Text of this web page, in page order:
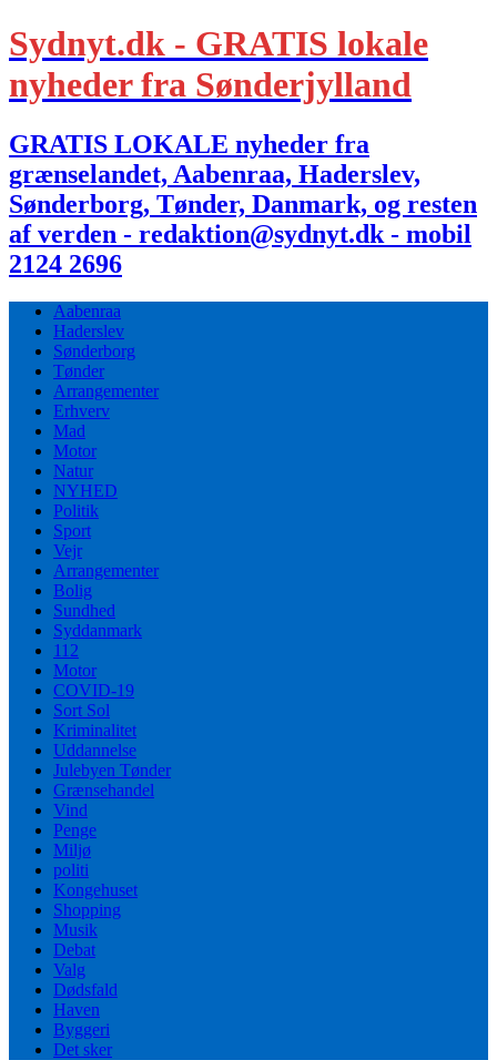
Sydnyt.dk - GRATIS lokale
nyheder fra Sønderjylland
GRATIS LOKALE nyheder fra
grænselandet, Aabenraa, Haderslev,
Sønderborg, Tønder, Danmark, og resten
af verden - redaktion@sydnyt.dk - mobil
2124 2696
Aabenraa
Haderslev
Sønderborg
Tønder
Arrangementer
Erhverv
Mad
Motor
Natur
NYHED
Politik
Sport
Vejr
Arrangementer
Bolig
Sundhed
Syddanmark
112
Motor
COVID-19
Sort Sol
Kriminalitet
Uddannelse
Julebyen Tønder
Grænsehandel
Vind
Penge
Miljø
politi
Kongehuset
Shopping
Musik
Debat
Valg
Dødsfald
Haven
Byggeri
Det sker